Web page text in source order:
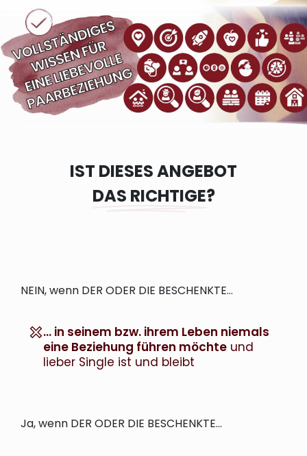
IST DIESES ANGEBOT
DAS RICHTIGE?
NEIN, wenn DER ODER DIE BESCHENKTE…
… in seinem bzw. ihrem Leben niemals
eine Beziehung führen möchte und
lieber Single ist und bleibt
Ja, wenn DER ODER DIE BESCHENKTE…